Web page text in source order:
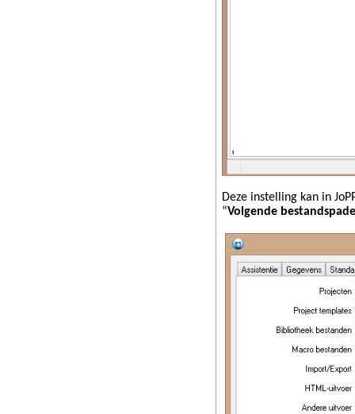
Deze instelling kan in
“Volgende